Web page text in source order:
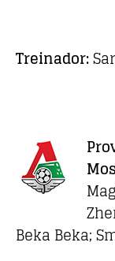
Treinador:
Beka Beka;